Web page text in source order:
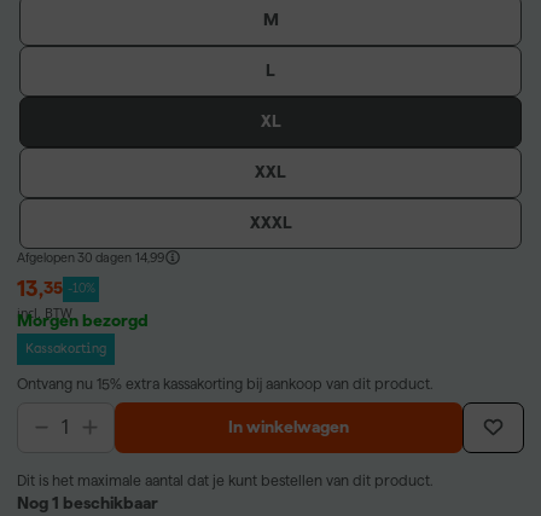
M
L
XL
XXL
XXXL
Afgelopen 30 dagen 14,99
13,35 -10%
incl. BTW
Morgen bezorgd
Kassakorting
Ontvang nu 15% extra kassakorting bij aankoop van dit product.
In winkelwagen
Dit is het maximale aantal dat je kunt bestellen van dit product.
Nog 1 beschikbaar